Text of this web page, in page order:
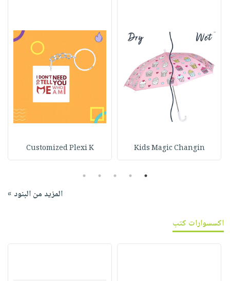
Kids Magic Changin
Customized Plexi K
1
2
3
4
5
المزيد من البنود »
اكسسوارات كتب